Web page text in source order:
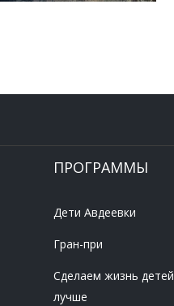
ПРОГРАММЫ
Дети Авдеевки
Гран-при
Сделаем жизнь детей
лучше